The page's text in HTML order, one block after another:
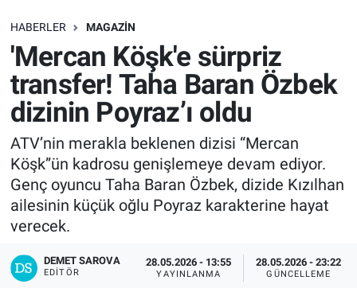
HABERLER MAGAZIN
'Mercan Köşk'e sürpriz
transfer! Taha Baran Özbek
dizinin Poyraz’ı oldu
ATV’nin merakla beklenen dizisi “Mercan
Köşk”ün kadrosu genişlemeye devam ediyor.
Genç oyuncu Taha Baran Özbek, dizide Kızılhan
ailesinin küçük oğlu Poyraz karakterine hayat
verecek.
DEMET SAROVA
EDITÖR
28.05.2026 - 13:55
YAYINLANMA
28.05.2026 - 23:22
GÜNCELLEME
SAĞLIK
EKONOMİ
EĞİTİM
ÖZEL HABER
Keşfet
ASTROLOJİ
MANŞET